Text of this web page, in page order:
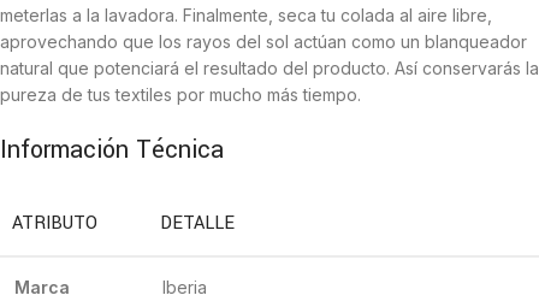
meterlas a la lavadora. Finalmente, seca tu colada al aire libre,
aprovechando que los rayos del sol actúan como un blanqueador
natural que potenciará el resultado del producto. Así conservarás la
pureza de tus textiles por mucho más tiempo.
Información Técnica
ATRIBUTO DETALLE
Marca Iberia